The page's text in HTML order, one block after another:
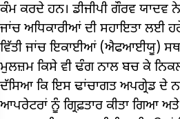
ਕੰਮ ਕਰਦੇ ਹਨ। ਡੀਜੀਪੀ ਗੌਰਵ ਯਾਦਵ
ਜਾਂਚ ਅਧਿਕਾਰੀਆਂ ਦੀ ਸਹਾਇਤਾ ਲਈ
ਵਿੱਤੀ ਜਾਂਚ ਇਕਾਈਆਂ (ਐਫਆਈਯੂ)
ਮੁਲਜ਼ਮ ਕਿਸੇ ਵੀ ਢੰਗ ਨਾਲ ਬਚ ਕੇ
ਦੱਸਿਆ ਕਿ ਇਸ ਢਾਂਚਾਗਤ ਅਪਗ੍ਰੇਡ ਦੇ
ਆਪਰੇਟਰਾਂ ਨੂੰ ਗ੍ਰਿਫ਼ਤਾਰ ਕੀਤਾ ਗਿਆ